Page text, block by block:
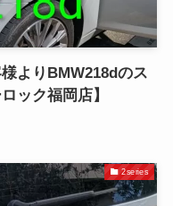
よりBMW218dのス
ック福岡店】
2series